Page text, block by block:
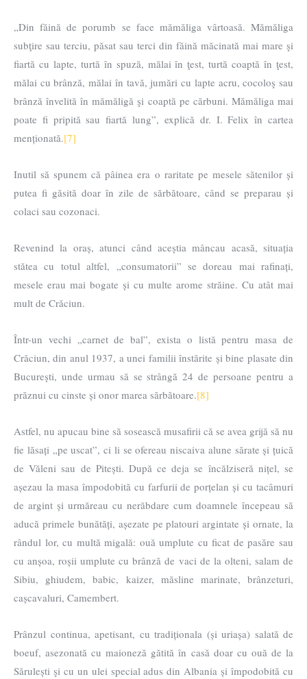
„Din făină de porumb se face mămăliga vârtoasă. Mămăliga
subţire sau terciu, păsat sau terci din făină măcinată mai mare şi
fiartă cu lapte, turtă în spuză, mălai în ţest, turtă coaptă în ţest,
mălai cu brânză, mălai în tavă, jumări cu lapte acru, cocoloş sau
brânză învelită în mămăligă şi coaptă pe cărbuni. Mămăliga mai
poate fi pripită sau fiartă lung”, explică dr. I. Felix în cartea
menționată.[7]
Inutil să spunem că pâinea era o raritate pe mesele sătenilor și
putea fi găsită doar în zile de sărbătoare, când se preparau și
colaci sau cozonaci.
Revenind la oraș, atunci când aceștia mâncau acasă, situația
stătea cu totul altfel, „consumatorii” se doreau mai rafinați,
mesele erau mai bogate și cu multe arome străine. Cu atât mai
mult de Crăciun.
Într-un vechi „carnet de bal”, exista o listă pentru masa de
Crăciun, din anul 1937, a unei familii înstărite și bine plasate din
București, unde urmau să se strângă 24 de persoane pentru a
prăznui cu cinste și onor marea sărbătoare.[8]
Astfel, nu apucau bine să sosească musafirii că se avea grijă să nu
fie lăsați „pe uscat”, ci li se ofereau niscaiva alune sărate și țuică
de Văleni sau de Pitești. După ce deja se încălziseră nițel, se
așezau la masa împodobită cu farfurii de porțelan și cu tacâmuri
de argint și urmăreau cu nerăbdare cum doamnele începeau să
aducă primele bunătăți, așezate pe platouri argintate și ornate, la
rândul lor, cu multă migală: ouă umplute cu ficat de pasăre sau
cu anșoa, roșii umplute cu brânză de vaci de la olteni, salam de
Sibiu, ghiudem, babic, kaizer, măsline marinate, brânzeturi,
cașcavaluri, Camembert.
Prânzul continua, apetisant, cu tradiționala (și uriașa) salată de
boeuf, asezonată cu maioneză gătită în casă doar cu ouă de la
Sărulești şi cu un ulei special adus din Albania și împodobită cu